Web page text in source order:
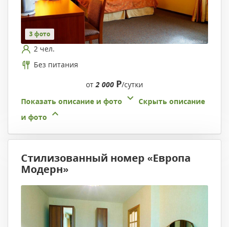
3 фото
2 чел.
Без питания
от 2 000 Р/сутки
Показать описание и фото
Скрыть описание
и фото
Стилизованный номер «Европа
Модерн»